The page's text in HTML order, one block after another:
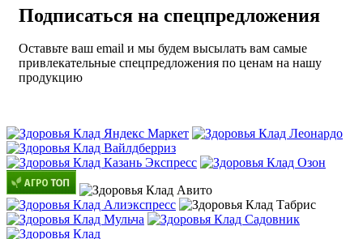
Подписаться на спецпредложения
Оставьте ваш email и мы будем высылать вам самые
привлекательные спецпредложения по ценам на нашу
продукцию